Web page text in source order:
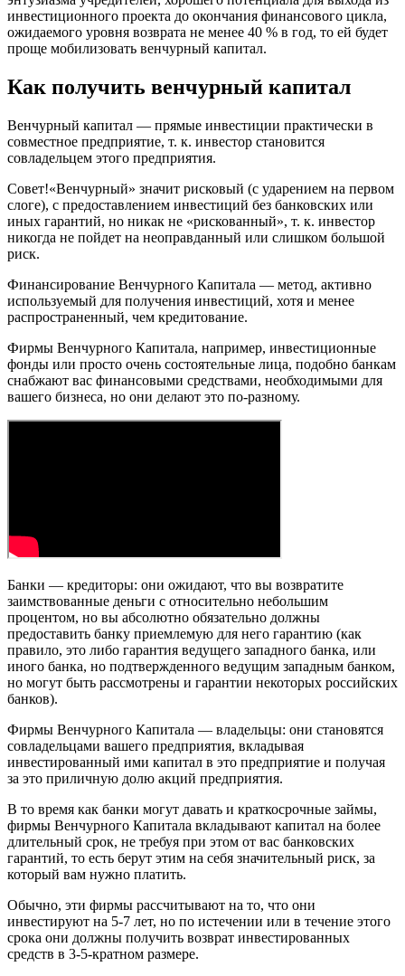
инвестиционного проекта до окончания финансового цикла,
ожидаемого уровня возврата не менее 40 % в год, то ей будет
проще мобилизовать венчурный капитал.
Как получить венчурный капитал
Венчурный капитал — прямые инвестиции практически в
совместное предприятие, т. к. инвестор становится
совладельцем этого предприятия.
Совет!«Венчурный» значит рисковый (с ударением на первом
слоге), с предоставлением инвестиций без банковских или
иных гарантий, но никак не «рискованный», т. к. инвестор
никогда не пойдет на неоправданный или слишком большой
риск.
Финансирование Венчурного Капитала — метод, активно
используемый для получения инвестиций, хотя и менее
распространенный, чем кредитование.
Фирмы Венчурного Капитала, например, инвестиционные
фонды или просто очень состоятельные лица, подобно банкам
снабжают вас финансовыми средствами, необходимыми для
вашего бизнеса, но они делают это по-разному.
Банки — кредиторы: они ожидают, что вы возвратите
заимствованные деньги с относительно небольшим
процентом, но вы абсолютно обязательно должны
предоставить банку приемлемую для него гарантию (как
правило, это либо гарантия ведущего западного банка, или
иного банка, но подтвержденного ведущим западным банком,
но могут быть рассмотрены и гарантии некоторых российских
банков).
Фирмы Венчурного Капитала — владельцы: они становятся
совладельцами вашего предприятия, вкладывая
инвестированный ими капитал в это предприятие и получая
за это приличную долю акций предприятия.
В то время как банки могут давать и краткосрочные займы,
фирмы Венчурного Капитала вкладывают капитал на более
длительный срок, не требуя при этом от вас банковских
гарантий, то есть берут этим на себя значительный риск, за
который вам нужно платить.
Обычно, эти фирмы рассчитывают на то, что они
инвестируют на 5-7 лет, но по истечении или в течение этого
срока они должны получить возврат инвестированных
средств в 3-5-кратном размере.